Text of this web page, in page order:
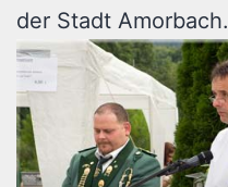
der Stadt Amorbach.